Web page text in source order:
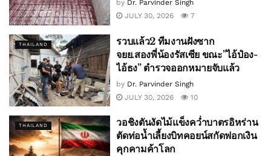
by Dr. Parvinder Singh
JULY 30, 2026
7
THAILAND
รวบแล้ว2 ทีมงานฝังซาก
จยย.สองพี่น้องรัสเซีย ขณะ”ไอ้ป๋อง-
ไอ้ธง” ตำรวจออกหมายจับแล้ว
by Dr. Parvinder Singh
JULY 30, 2026
10
THAILAND
วอชิงตันงัดไม้แข็งคว่ำบาตรอิหร่าน
ตัดท่อน้ำเลี้ยงบิทคอยน์สกัดฟอกเงิน
คุกคามค้าโลก